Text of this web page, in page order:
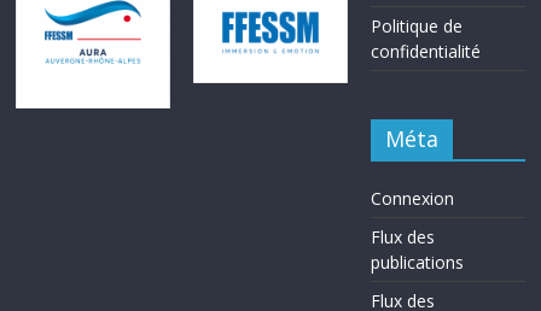
Politique de
confidentialité
Méta
Connexion
Flux des
publications
Flux des